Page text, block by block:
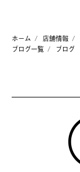
ホーム 店舗情報
ブログ一覧
ブログ